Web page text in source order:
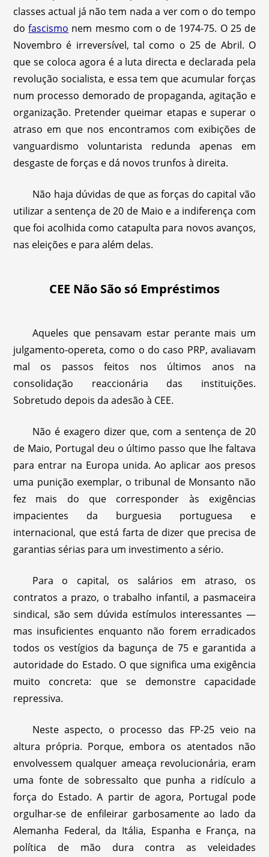
classes actual já não tem nada a ver com o do tempo
dofascismo nem mesmo com o de 1974-75. O 25 de
Novembro é irreversível, tal como o 25 de Abril. O
que se coloca agora é a luta directa e declarada pela
revolução socialista, e essa tem que acumular forças
num processo demorado de propaganda, agitação e
organização. Pretender queimar etapas e superar o
atraso em que nos encontramos com exibições de
vanguardismo voluntarista redunda apenas em
desgaste de forças e dá novos trunfos à direita.
Não haja dúvidas de que as forças do capital vão
utilizar a sentença de 20 de Maio e a indiferença com
que foi acolhida como catapulta para novos avanços,
nas eleições e para além delas.
CEE Não São só Empréstimos
Aqueles que pensavam estar perante mais um
julgamento-opereta, como o do caso PRP, avaliavam
mal os passos feitos nos últimos anos na
consolidação reaccionária das instituições.
Sobretudo depois da adesão à CEE.
Não é exagero dizer que, com a sentença de 20
de Maio, Portugal deu o último passo que lhe faltava
para entrar na Europa unida. Ao aplicar aos presos
uma punição exemplar, o tribunal de Monsanto não
fez mais do que corresponder às exigências
impacientes da burguesia portuguesa e
internacional, que está farta de dizer que precisa de
garantias sérias para um investimento a sério.
Para o capital, os salários em atraso, os
contratos a prazo, o trabalho infantil, a pasmaceira
sindical, são sem dúvida estímulos interessantes —
mas insuficientes enquanto não forem erradicados
todos os vestígios da bagunça de 75 e garantida a
autoridade do Estado. O que significa uma exigência
muito concreta: que se demonstre capacidade
repressiva.
Neste aspecto, o processo das FP-25 veio na
altura própria. Porque, embora os atentados não
envolvessem qualquer ameaça revolucionária, eram
uma fonte de sobressalto que punha a ridículo a
força do Estado. A partir de agora, Portugal pode
orgulhar-se de enfileirar garbosamente ao lado da
Alemanha Federal, da Itália, Espanha e França, na
política de mão dura contra as veleidades